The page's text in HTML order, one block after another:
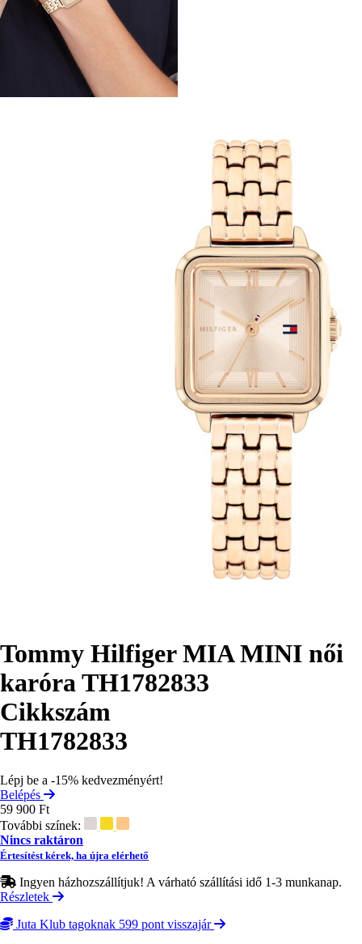
Tommy Hilfiger MIA MINI női
karóra TH1782833
Cikkszám
TH1782833
Lépj be a -15% kedvezményért!
Belépés
59 900 Ft
További színek:
Nincs raktáron
Értesítést kérek, ha újra elérhető
Ingyen házhozszállítjuk! A várható szállítási idő 1-3 munkanap.
Részletek
Juta Klub tagoknak 599 pont visszajár